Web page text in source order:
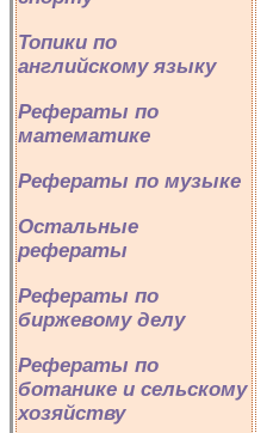
Топики по
английскому языку
Рефераты по
математике
Рефераты по музыке
Остальные
рефераты
Рефераты по
биржевому делу
Рефераты по
ботанике и сельскому
хозяйству